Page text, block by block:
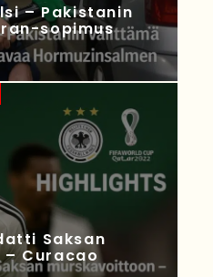
– Pakistanin
sopimus
Saksan
Curacao